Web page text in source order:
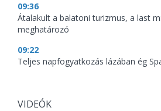
09:36
Átalakult a balatoni turizmus, a last
meghatározó
09:22
Teljes napfogyatkozás lázában ég
VIDEÓK